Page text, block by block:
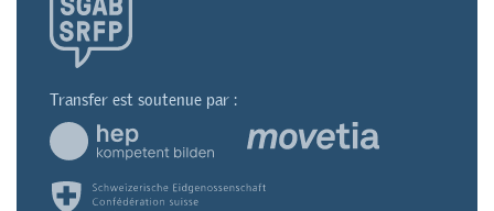
Transfer est soutenue par :